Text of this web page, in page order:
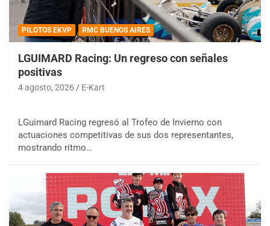
PILOTOS EKVP RMC BUENOS AIRES
LGUIMARD Racing: Un regreso con señales
positivas
4 agosto, 2026 E-Kart
LGuimard Racing regresó al Trofeo de Invierno con
actuaciones competitivas de sus dos representantes,
mostrando ritmo…